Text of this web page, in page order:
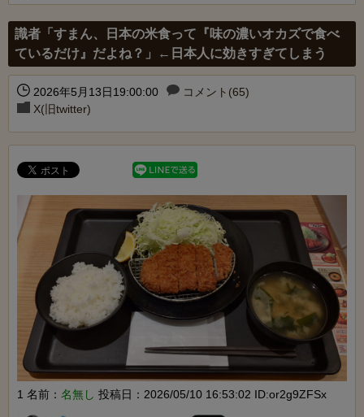
識者「すまん、日本の米食って『味の濃いオカズで食べ
ているだけ』だよね？」←日本人に効きすぎてしまう
2026年5月13日19:00:00
コメント(65)
X(旧twitter)
1 名前： 名無し 投稿日：2026/05/10 16:53:02 ID:or2g9ZFSx